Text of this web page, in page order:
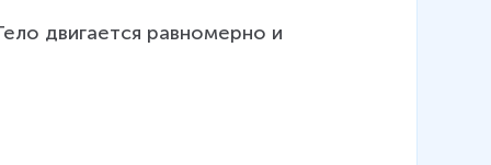
двигается равномерно и